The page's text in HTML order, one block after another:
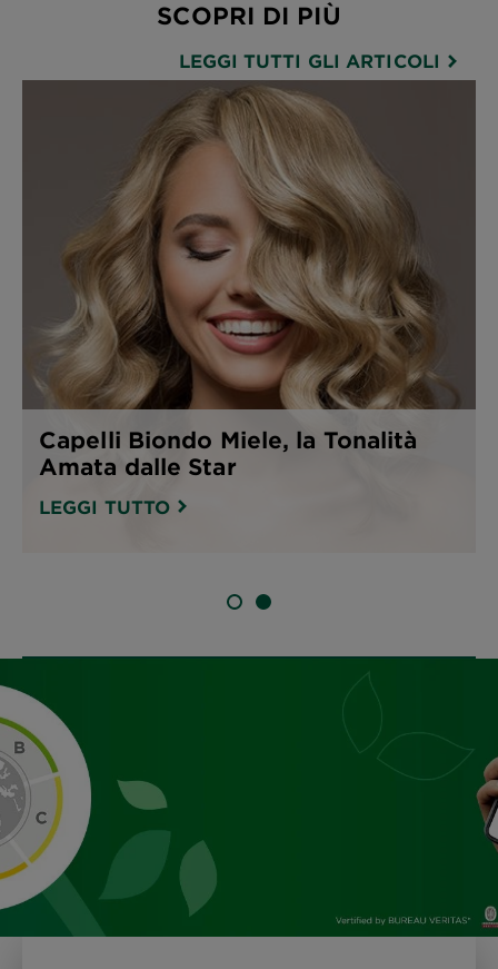
SCOPRI DI PIÙ
LEGGI TUTTI GLI ARTICOLI
Capelli Biondo Miele, la Tonalità
Amata dalle Star
LEGGI TUTTO
SLIDE 1SLIDE 2